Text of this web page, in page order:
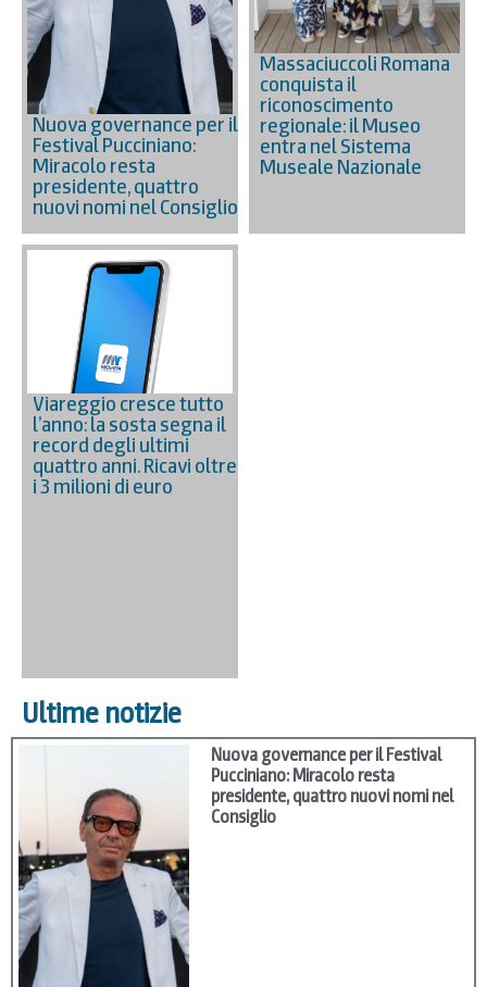
Nuova governance per il
Festival Pucciniano:
Miracolo resta
presidente, quattro
nuovi nomi nel Consiglio
Massaciuccoli Romana
conquista il
riconoscimento
regionale: il Museo
entra nel Sistema
Museale Nazionale
Viareggio cresce tutto
l’anno: la sosta segna il
record degli ultimi
quattro anni. Ricavi oltre
i 3 milioni di euro
Ultime notizie
Nuova governance per il Festival
Pucciniano: Miracolo resta
presidente, quattro nuovi nomi nel
Consiglio